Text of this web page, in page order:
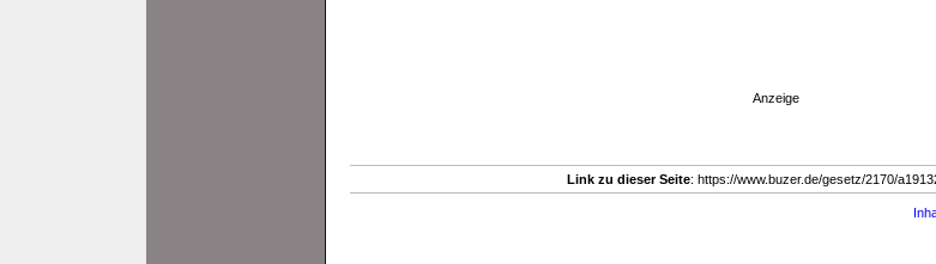
Anzeige
Link zu dieser Seite: https://www.buzer.de/gesetz/2170/